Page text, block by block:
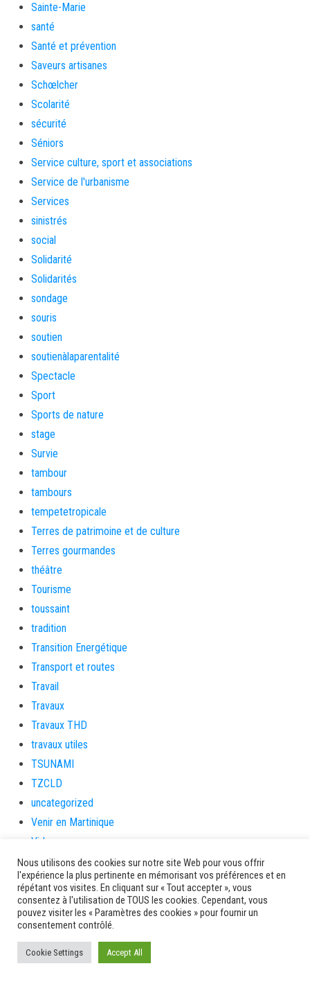
Sainte-Marie
santé
Santé et prévention
Saveurs artisanes
Schœlcher
Scolarité
sécurité
Séniors
Service culture, sport et associations
Service de l'urbanisme
Services
sinistrés
social
Solidarité
Solidarités
sondage
souris
soutien
soutienàlaparentalité
Spectacle
Sport
Sports de nature
stage
Survie
tambour
tambours
tempetetropicale
Terres de patrimoine et de culture
Terres gourmandes
théâtre
Tourisme
toussaint
tradition
Transition Energétique
Transport et routes
Travail
Travaux
Travaux THD
travaux utiles
TSUNAMI
TZCLD
uncategorized
Venir en Martinique
Video
vidététladjéko
Vie Municipale
Viechere
vigilanceROUGE
Village artisanal
Village artisanal et commercial
Nous utilisons des cookies sur notre site Web pour vous offrir
l'expérience la plus pertinente en mémorisant vos préférences et en
répétant vos visites. En cliquant sur « Tout accepter », vous
consentez à l'utilisation de TOUS les cookies. Cependant, vous
pouvez visiter les « Paramètres des cookies » pour fournir un
consentement contrôlé.
Cookie Settings Accept All